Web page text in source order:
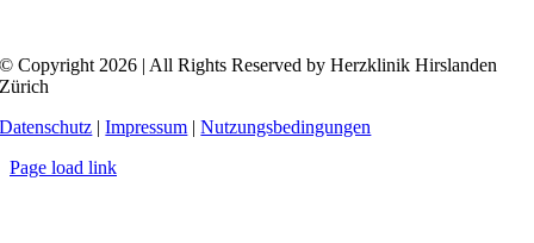
© Copyright 2026 | All Rights Reserved by Herzklinik Hirslanden
Zürich
Datenschutz |Impressum |Nutzungsbedingungen
Page load link